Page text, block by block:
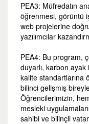
PEA3: Müfredatın
öğrenmesi, görüntü
web projelerine
yazılımcılar
PEA4: Bu program,
duyarlı, karbon ayak
kalite standartlarına
bilinci gelişmiş
Öğrencilerimizin,
mesleki
sahibi ve bilinçli